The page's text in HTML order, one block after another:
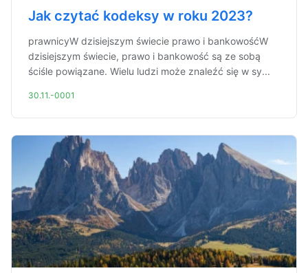
Jak czytać kodeksy w roku 2023?
prawnicyW dzisiejszym świecie prawo i bankowośćW
dzisiejszym świecie, prawo i bankowość są ze sobą
ściśle powiązane. Wielu ludzi może znaleźć się w sy...
30.11.-0001